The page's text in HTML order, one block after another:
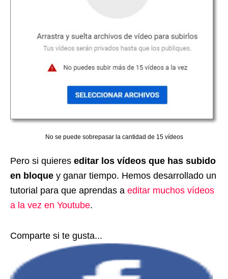
No se puede sobrepasar la cantidad de 15 vídeos
Pero si quieres editar los vídeos que has subido
en bloque y ganar tiempo. Hemos desarrollado un
tutorial para que aprendas a editar muchos vídeos
a la vez en Youtube.
Comparte si te gusta...